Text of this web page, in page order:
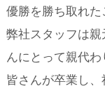
優勝を勝ち取れた
弊社スタッフは
んにとって親代わ
皆さんが卒業し、